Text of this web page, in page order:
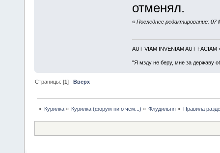
отменял.
« Последнее редактирование:
AUT VIAM INVENIAM AUT FACIAM
"Я мзду не беру, мне за державу
Страницы: [1]Вверх
» Курилка» Курилка (форум ни о чем...) » Флудильня » Правила